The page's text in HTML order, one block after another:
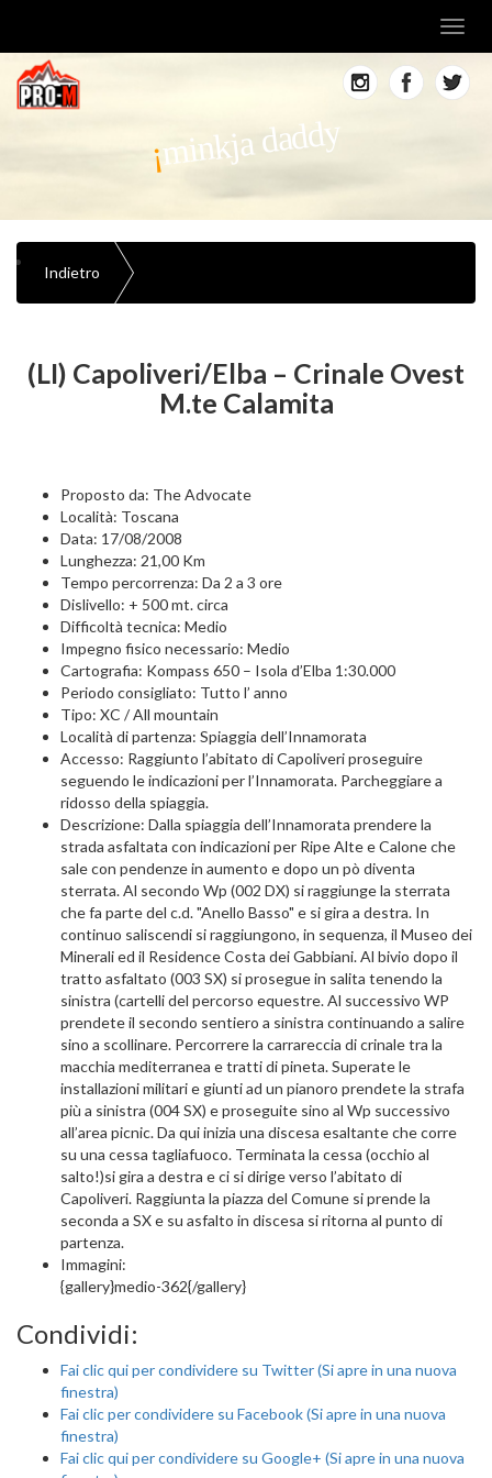
minkja daddy
Indietro
(LI) Capoliveri/Elba – Crinale Ovest
M.te Calamita
Proposto da: The Advocate
Località: Toscana
Data: 17/08/2008
Lunghezza: 21,00 Km
Tempo percorrenza: Da 2 a 3 ore
Dislivello: + 500 mt. circa
Difficoltà tecnica: Medio
Impegno fisico necessario: Medio
Cartografia: Kompass 650 – Isola d’Elba 1:30.000
Periodo consigliato: Tutto l’ anno
Tipo: XC / All mountain
Località di partenza: Spiaggia dell’Innamorata
Accesso: Raggiunto l’abitato di Capoliveri proseguire
seguendo le indicazioni per l’Innamorata. Parcheggiare a
ridosso della spiaggia.
Descrizione: Dalla spiaggia dell’Innamorata prendere la
strada asfaltata con indicazioni per Ripe Alte e Calone che
sale con pendenze in aumento e dopo un pò diventa
sterrata. Al secondo Wp (002 DX) si raggiunge la sterrata
che fa parte del c.d. "Anello Basso" e si gira a destra. In
continuo saliscendi si raggiungono, in sequenza, il Museo dei
Minerali ed il Residence Costa dei Gabbiani. Al bivio dopo il
tratto asfaltato (003 SX) si prosegue in salita tenendo la
sinistra (cartelli del percorso equestre. Al successivo WP
prendete il secondo sentiero a sinistra continuando a salire
sino a scollinare. Percorrere la carrareccia di crinale tra la
macchia mediterranea e tratti di pineta. Superate le
installazioni militari e giunti ad un pianoro prendete la strafa
più a sinistra (004 SX) e proseguite sino al Wp successivo
all’area picnic. Da qui inizia una discesa esaltante che corre
su una cessa tagliafuoco. Terminata la cessa (occhio al
salto!)si gira a destra e ci si dirige verso l’abitato di
Capoliveri. Raggiunta la piazza del Comune si prende la
seconda a SX e su asfalto in discesa si ritorna al punto di
partenza.
Immagini:
{gallery}medio-362{/gallery}
Condividi:
Fai clic qui per condividere su Twitter (Si apre in una nuova
finestra)
Fai clic per condividere su Facebook (Si apre in una nuova
finestra)
Fai clic qui per condividere su Google+ (Si apre in una nuova